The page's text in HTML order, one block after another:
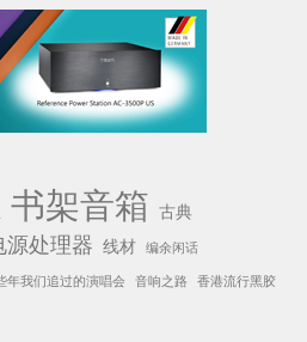
书架音箱 古典
源处理器 线材 编余闲话
年我们追过的演唱会 音响之路 香港流行黑胶